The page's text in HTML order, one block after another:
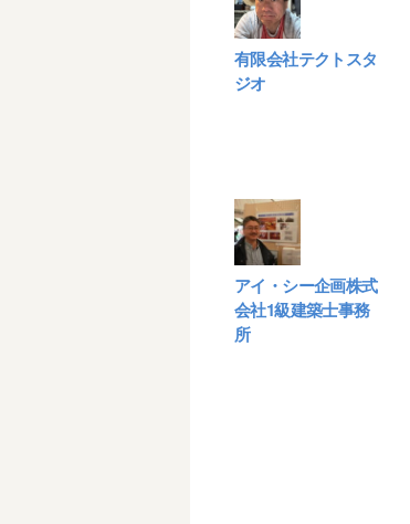
有限会社テクトスタ
ジオ
アイ・シー企画株式
会社1級建築士事務
所